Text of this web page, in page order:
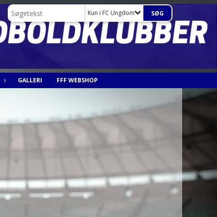
Kun i FC Ungdom
GALLERI FFF WEBSHOP